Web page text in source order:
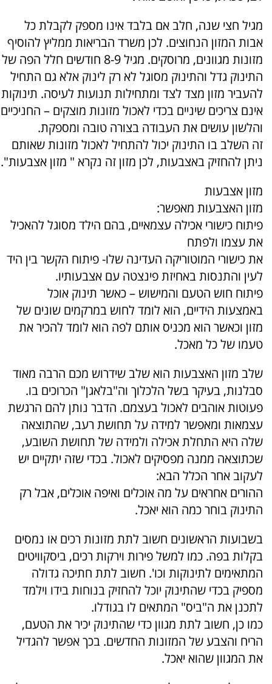
מגיל חצי שנה, חלב אם בלבד אינו מספק לקבלת כל
אבות המזון הנחוצים. לכן משרד הבריאות ממליץ להוסיף
מזונות מגוונים, מרוסקים. מגיל 8-9 חודשים חלל הפה של
התינוק גדל והתינוק מסוגל לא רק לינוק אלא גם התחיל
להעביר מזון מצד לצד ומתחילות תנועות לעיסה. תינוקות
אינם צריכים שיניים בכדי לאכול מזונות מוצקים – החניכיים
והלשון עושים את העבודה בצורה טובה ומספקת.
זה השלב בו התינוק יכול להתחיל לאכול מזונות שאותם
ניתן להחזיק באצבעות, לכן מזון זה נקרא " מזון אצבעות".
מזון אצבעות
מזון האצבעות מאפשר:
פיתוח כישורי אכילה עצמאיים, בהם הילד מסוגל להאכיל
את עצמו ולפתח
את כישורי המוטוריקה העדינה שלו- פיתוח הקשר בין היד
לעין והתנסות באחיזת פינצטה עם אצבעותיו.
פיתוח חוש הטעם והמישוש – כאשר תינוק אוכל
באמצעות הידיים, הוא לומד לחוש במרקמים שונים של
מזון וכאשר הוא מכניס אותם לפה הוא לומד להכיר את
טעמו של כל מאכל.
שלב מזון האצבעות הוא שלב שידרוש מכם הרבה מאוד
סבלנות, בעיקר בשל הלכלוך וה"בלאגן" הכרוכים בו.
פעוטות אוהבים לאכול בעצמם. הדבר נותן להם הרגשת
עצמאות ומאפשר למידה על תחושת רעב, שהתוצאה
שלה היא התחלת אכילה ולמידה של תחושת השובע,
שכתוצאה ממנה מפסיקים לאכול. בכדי שזה יתקיים יש
לעקוב אחר הכלל הבא:
ההורים אחראים על מה אוכלים ואיפה אוכלים, אבל רק
התינוק בוחר כמה הוא יאכל.
בשבועות הראשונים חשוב לתת מזונות רכים או נמסים
בקלות בפה. כמו למשל פירות וירקות רכים, ביסקוויטים
המתאימים לתינוקות וכו'. חשוב לתת חתיכה גדולה
מספיק בכדי שהתינוק יוכל להחזיק בנוחות בידו וילמד
לתכנן את ה"ביס" המתאים לו בגודלו.
כמו כן, חשוב לתת מגוון כדי שהתינוק יכיר את הטעם,
הריח והצבע של המזונות החדשים. בכך אפשר להגדיל
את המגוון שהוא יאכל.